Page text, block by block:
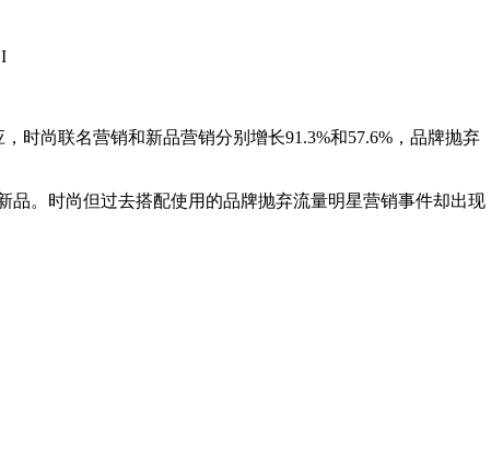
尚联名营销和新品营销分别增长91.3%和57.6%，品牌抛弃
。时尚但过去搭配使用的品牌抛弃流量明星营销事件却出现